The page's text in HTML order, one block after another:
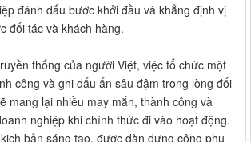
đánh dấu bước khởi đầu và khẳng định vị
đối tác và khách hàng.
thống của người Việt, việc tổ chức một
công và ghi dấu ấn sâu đậm trong lòng đối
mang lại nhiều may mắn, thành công và
nghiệp khi chính thức đi vào hoạt động.
bản sáng tạo, được dàn dựng công phu